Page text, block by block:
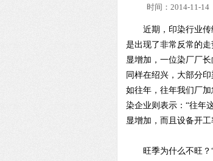
时间：2014-11-
近期，印染行业传统
是出现了非常反常的
显增加，一位染厂厂
同样在绍兴，大部分
如往年，往年我们厂
染企业则表示：“往年
显增加，而且设备开
旺季为什么不旺？“